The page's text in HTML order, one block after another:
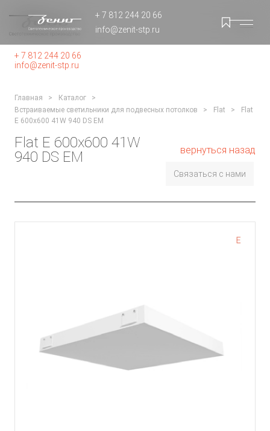
+ 7 812 244 20 66
info@zenit-stp.ru
+ 7 812 244 20 66
info@zenit-stp.ru
Главная
Каталог
Встраиваемые светильники для подвесных потолков
Flat
Flat
E 600x600 41W 940 DS EM
Flat E 600x600 41W
940 DS EM
Связаться с нами
вернуться назад